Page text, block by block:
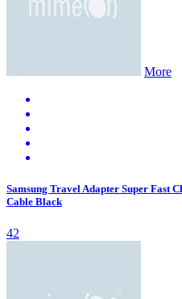
More
Samsung Travel Adapter Super Fast
Cable Black
42